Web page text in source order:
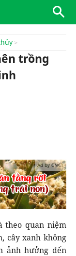
trồng
Ad by CNCT
theo quan niệm
cây xanh không
ảnh hưởng đến